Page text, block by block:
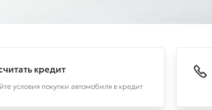
кредит
условия покупки автомобиля в кредит